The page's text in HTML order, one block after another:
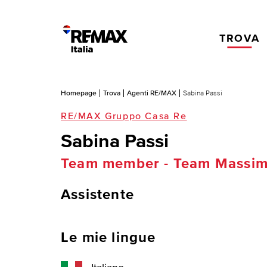
TROVA
Homepage Trova Agenti RE/MAX Sabina Passi
RE/MAX Gruppo Casa Re
Sabina Passi
Team member - Team
Assistente
Le mie lingue